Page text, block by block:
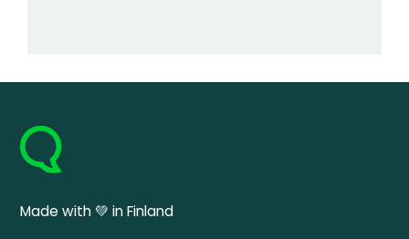
Made with 💚 in Finland